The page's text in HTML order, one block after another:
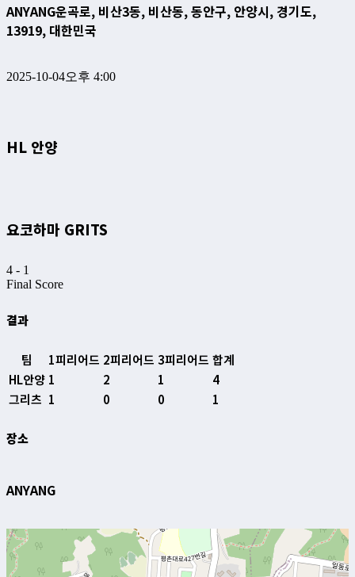
ANYANG운곡로, 비산3동, 비산동, 동안구, 안양시, 경기도,
13919, 대한민국
2025-10-04오후 4:00
HL 안양
요코하마 GRITS
4 - 1
Final Score
결과
팀 1피리어드 2피리어드 3피리어드 합계
HL안양 1 2 1
4
그리츠 1 0 0 1
장소
ANYANG